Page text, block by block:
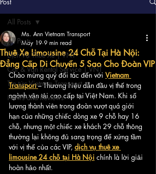
All Posts
Dịch Vụ Thuê Xe | VNT
Car & Van Rental Service | VNT
Tin tức Vietnam Transport
News and Reviews
All Posts
Thuê Xe Limousine 24 Chỗ Tại Hà Nội:
Đẳng Cấp Di Chuyển 5 Sao Cho Đoàn VIP
Ms. Ann Vietnam Transport
May 19 9 min read
Chào mừng quý đối tác đến với Vietnam
Transport – Thương hiệu dẫn đầu vị thế trong
ngành vận tải cao cấp tại Việt Nam. Khi số
lượng thành viên trong đoàn vượt quá giới
hạn của những chiếc dòng xe 9 chỗ hay 16
chỗ, nhưng một chiếc xe khách 29 chỗ thông
thường lại không đủ sang trọng để xứng tầm
với vị thế của các VIP, dịch vụ thuê xe
limousine 24 chỗ tại Hà Nội chính là lời giải
hoàn hảo nhất.